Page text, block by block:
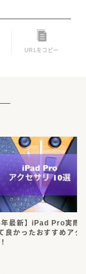
URLをコピー
年最新】iPad Pro実際
良かったおすすめアク